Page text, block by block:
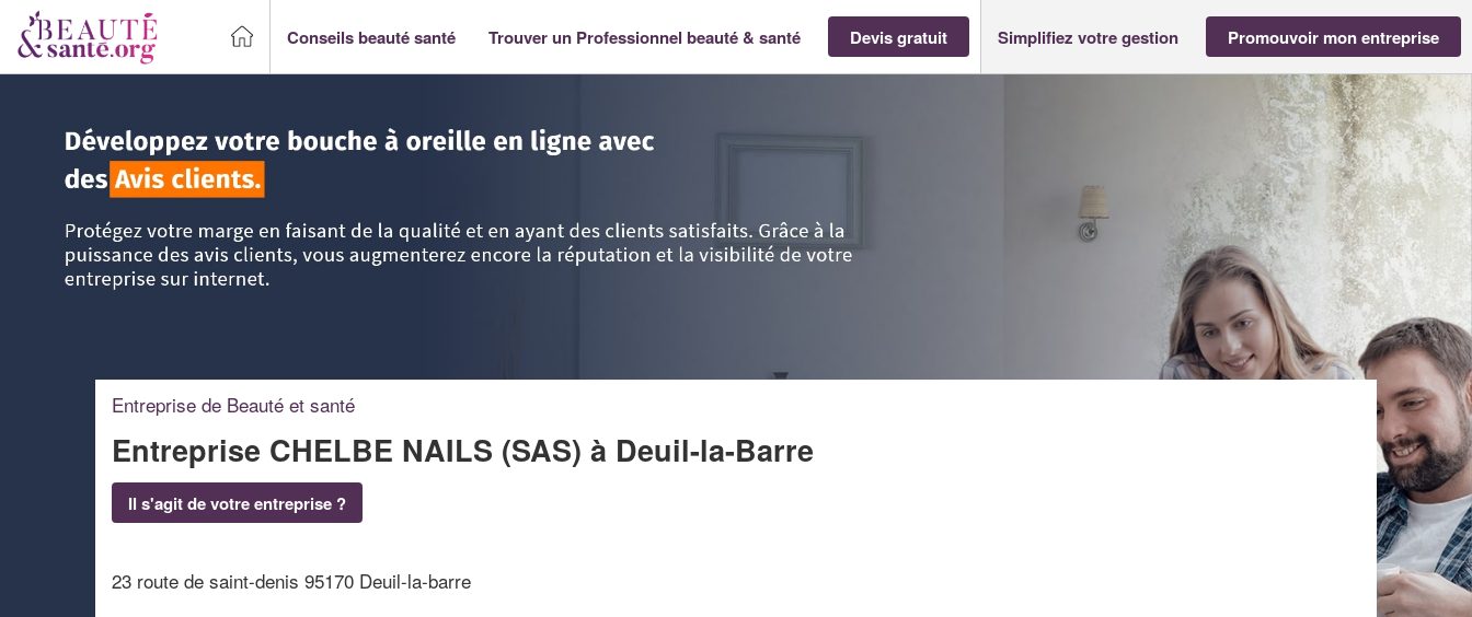
Conseils beauté santé Trouver un Professionnel beauté & santé Devis gratuit Simplifiez votre gestion Promouvoir mon entreprise
Entreprise de Beauté et santé
Entreprise CHELBE NAILS (SAS) à Deuil-la-Barre
Il s'agit de votre entreprise ?
23 route de saint-denis 95170 Deuil-la-barre